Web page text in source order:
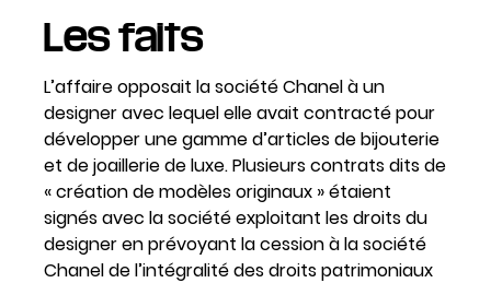
Les faits
L’affaire opposait la société Chanel à un
designer avec lequel elle avait contracté pour
développer une gamme d’articles de bijouterie
et de joaillerie de luxe. Plusieurs contrats dits de
« création de modèles originaux » étaient
signés avec la société exploitant les droits du
designer en prévoyant la cession à la société
Chanel de l’intégralité des droits patrimoniaux